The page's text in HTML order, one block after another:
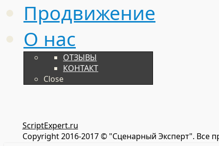
Продвижение
О нас
ОТЗЫВЫ
КОНТАКТ
Close
ScriptExpert.ru
Copyright 2016-2017 © "Сценарный Эксперт". Все